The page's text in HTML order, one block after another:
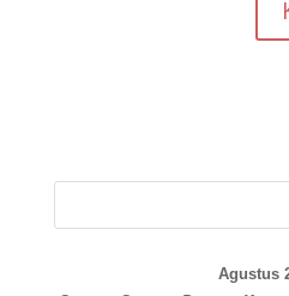
Agustus